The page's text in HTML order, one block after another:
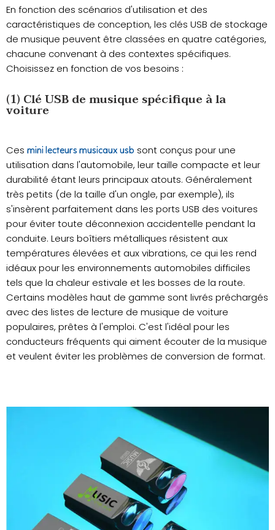
En fonction des scénarios d'utilisation et des
caractéristiques de conception, les clés USB de stockage
de musique peuvent être classées en quatre catégories,
chacune convenant à des contextes spécifiques.
Choisissez en fonction de vos besoins :
(1) Clé USB de musique spécifique à la
voiture
Ces mini lecteurs musicaux usb sont conçus pour une
utilisation dans l'automobile, leur taille compacte et leur
durabilité étant leurs principaux atouts. Généralement
très petits (de la taille d'un ongle, par exemple), ils
s'insèrent parfaitement dans les ports USB des voitures
pour éviter toute déconnexion accidentelle pendant la
conduite. Leurs boîtiers métalliques résistent aux
températures élevées et aux vibrations, ce qui les rend
idéaux pour les environnements automobiles difficiles
tels que la chaleur estivale et les bosses de la route.
Certains modèles haut de gamme sont livrés préchargés
avec des listes de lecture de musique de voiture
populaires, prêtes à l'emploi. C'est l'idéal pour les
conducteurs fréquents qui aiment écouter de la musique
et veulent éviter les problèmes de conversion de format.